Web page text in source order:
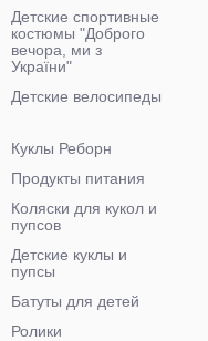
Детские спортивные
костюмы "Доброго
вечора, ми з
України"
Детские велосипеды
Куклы Реборн
Продукты питания
Коляски для кукол и
пупсов
Детские куклы и
пупсы
Батуты для детей
Ролики